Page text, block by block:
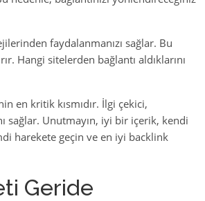
faydalanmanızı sağlar. Bu
Hangi sitelerden bağlantı aldıklarını
en kritik kısmıdır. İlgi çekici,
sağlar. Unutmayın, iyi bir içerik, kendi
harekete geçin ve en iyi backlink
Geride